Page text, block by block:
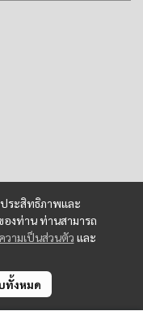
ประสิทธิภาพและ
องท่าน ท่านสามารถ
วามเป็นส่วนตัว และ
ทั้งหมด